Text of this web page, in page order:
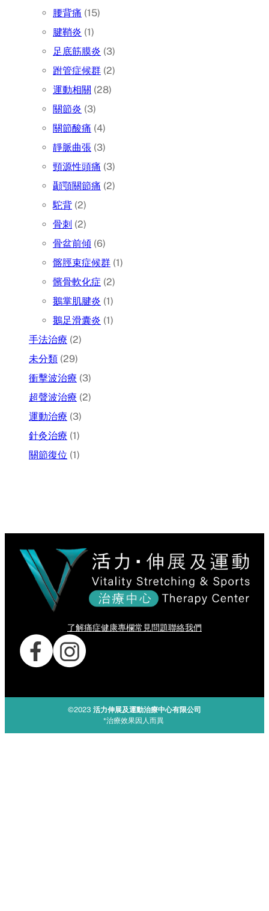
腰背痛 (15)
腱鞘炎 (1)
足底筋膜炎 (3)
跗管症候群 (2)
運動相關 (28)
關節炎 (3)
關節酸痛 (4)
靜脈曲張 (3)
頸源性頭痛 (3)
顳顎關節痛 (2)
駝背 (2)
骨刺 (2)
骨盆前傾 (6)
髂脛束症候群 (1)
髕骨軟化症 (2)
鵝掌肌腱炎 (1)
鵝足滑囊炎 (1)
手法治療 (2)
未分類 (29)
衝擊波治療 (3)
超聲波治療 (2)
運動治療 (3)
針灸治療 (1)
關節復位 (1)
了解痛症健康專欄常見問題聯絡我們
©2023 活力伸展及運動治療中心有限公司
*治療效果因人而異